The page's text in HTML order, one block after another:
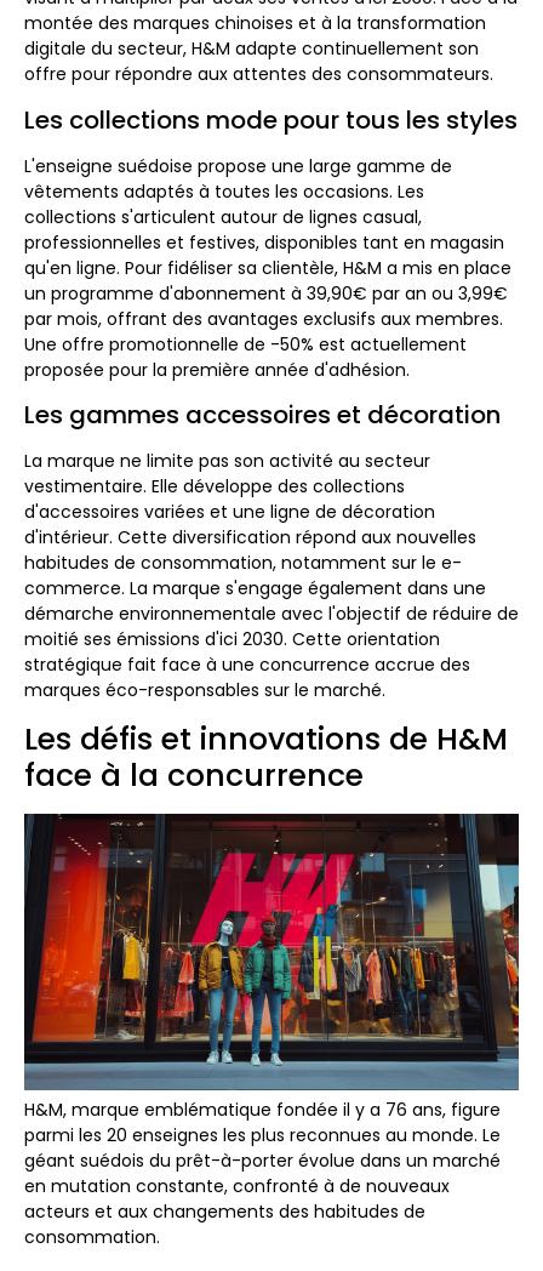
montée des marques chinoises et à la transformation
digitale du secteur, H&M adapte continuellement son
offre pour répondre aux attentes des consommateurs.
Les collections mode pour tous les styles
L'enseigne suédoise propose une large gamme de
vêtements adaptés à toutes les occasions. Les
collections s'articulent autour de lignes casual,
professionnelles et festives, disponibles tant en magasin
qu'en ligne. Pour fidéliser sa clientèle, H&M a mis en place
un programme d'abonnement à 39,90€ par an ou 3,99€
par mois, offrant des avantages exclusifs aux membres.
Une offre promotionnelle de -50% est actuellement
proposée pour la première année d'adhésion.
Les gammes accessoires et décoration
La marque ne limite pas son activité au secteur
vestimentaire. Elle développe des collections
d'accessoires variées et une ligne de décoration
d'intérieur. Cette diversification répond aux nouvelles
habitudes de consommation, notamment sur le e-
commerce. La marque s'engage également dans une
démarche environnementale avec l'objectif de réduire de
moitié ses émissions d'ici 2030. Cette orientation
stratégique fait face à une concurrence accrue des
marques éco-responsables sur le marché.
Les défis et innovations de H&M
face à la concurrence
H&M, marque emblématique fondée il y a 76 ans, figure
parmi les 20 enseignes les plus reconnues au monde. Le
géant suédois du prêt-à-porter évolue dans un marché
en mutation constante, confronté à de nouveaux
acteurs et aux changements des habitudes de
consommation.